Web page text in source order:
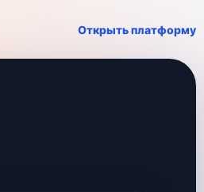
Открыть платформу